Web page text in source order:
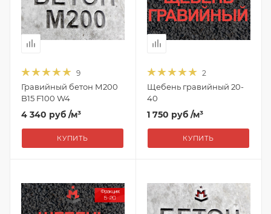
9
Гравийный бетон М200
B15 F100 W4
4 340 руб /м³
КУПИТЬ
2
Щебень гравийный 20-
40
1 750 руб /м³
КУПИТЬ